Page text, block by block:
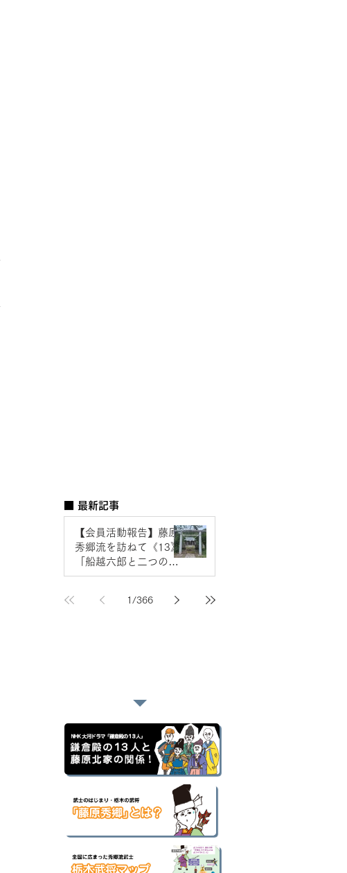
■ 最新記事
【会員活動報告】藤原
秀郷流を訪ねて《13》
「船越六郎と二つの神
社」
1 /366